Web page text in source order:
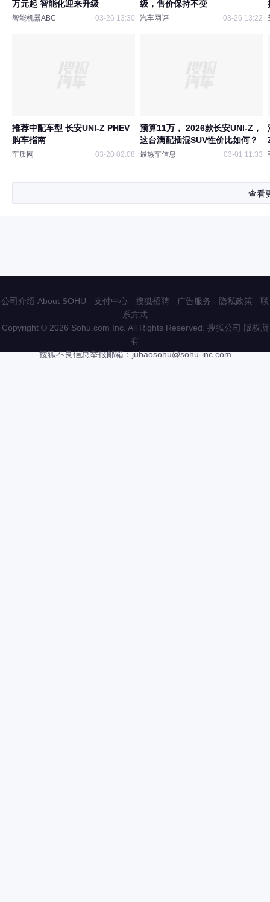
万元起 智能化迎来升级
智能机器ABC 03-26 13:30
级，售价保持不变
汽车网评 03-26 13:22
推荐中配车型 长安UNI-Z PHEV
购车指南
车质网 03-20 02:08
预算11万， 2026款长安UNI-Z，
这台满配插混SUV性价比如何？
最热车信息 03-01 11:33
查看
公司介绍 About SOHU - 支付中心 - 搜狐招聘 - 广告服务 - 隐私政策 - 联
系方式
Copyright © 2026 Sohu.com Inc. All Rights Reserved. 搜狐公司 版权所
有
搜狐不良信息举报邮箱：jubaosohu@sohu-inc.com